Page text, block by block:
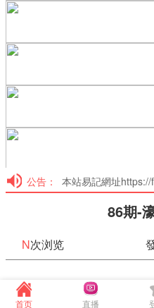
公告： 本站易記網址
86期-
N次浏览
86期-濠江赌经A
首页 直播